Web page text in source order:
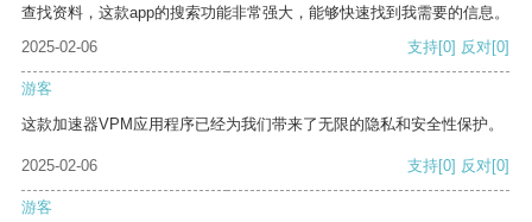
查找资料，这款app的搜索功能非常强大，能够快速找到我需要的信息。
2025-02-06
支持[0] 反对[0]
游客
这款加速器VPM应用程序已经为我们带来了无限的隐私和安全性保护。
2025-02-06 支持[0] 反对[0]
游客